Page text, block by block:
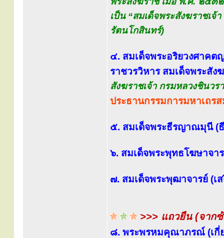
เป็น “สมเด็จพระสังฆราชเ
รัตนโกสินทร์)
๔. สมเด็จพระอริยวงศาค
ราชวรวิหาร สมเด็จพระสั
สังฆราชเจ้า กรมหลวงชินว
ประธานกรรมการมหาเถร
๕. สมเด็จพระธีรญาณมุนี (
๖. สมเด็จพระพุทธโฆษาจา
๗. สมเด็จพระพุฒาจารย์ (เ
>>> แถวยืน (จาก
๘. พระพรหมคุณาภรณ์ (เกี่